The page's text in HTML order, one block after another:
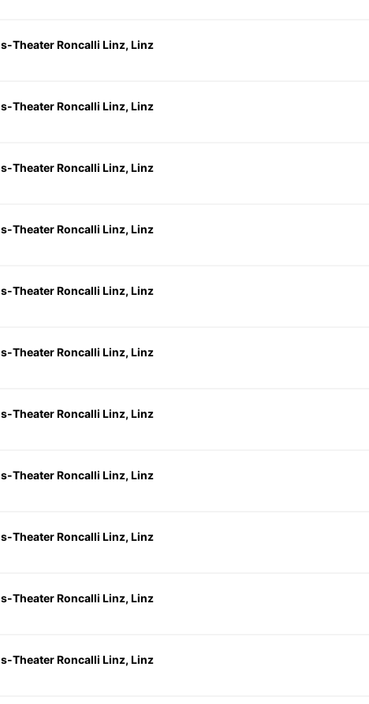
Theater Roncalli Linz, Linz
Theater Roncalli Linz, Linz
Theater Roncalli Linz, Linz
Theater Roncalli Linz, Linz
Theater Roncalli Linz, Linz
Theater Roncalli Linz, Linz
Theater Roncalli Linz, Linz
Theater Roncalli Linz, Linz
Theater Roncalli Linz, Linz
Theater Roncalli Linz, Linz
Theater Roncalli Linz, Linz